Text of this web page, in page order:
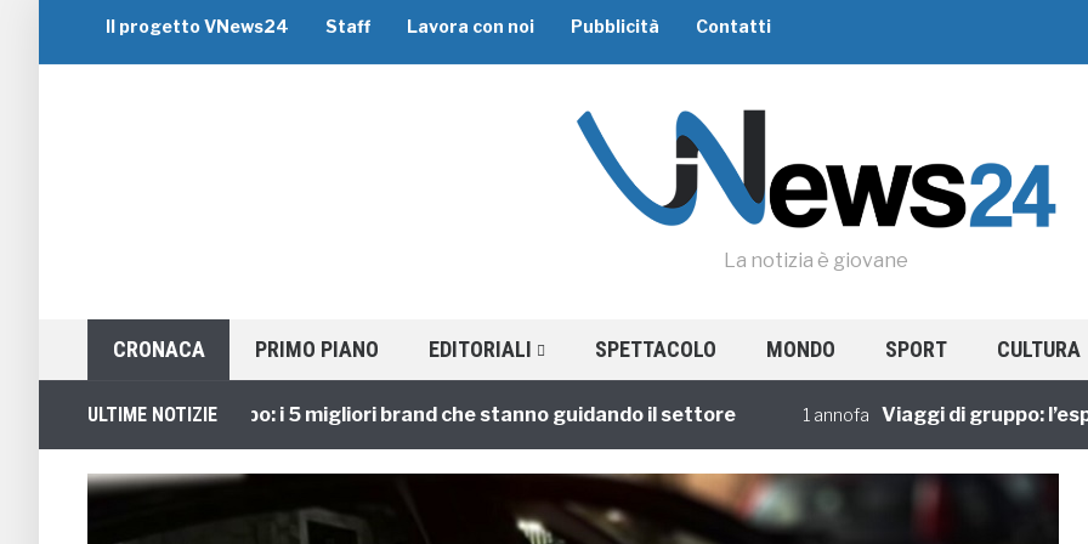
Il progetto VNews24 Staff Lavora con noi Pubblicità Contatti
La notizia è giovane
CRONACA PRIMO PIANO EDITORIALI SPETTACOLO MONDO SPORT CULTURA
ULTIME NOTIZIE
Viaggi di Gruppo: i 5 migliori brand che stanno guidando il settore 1 annofa Viaggi di gruppo: